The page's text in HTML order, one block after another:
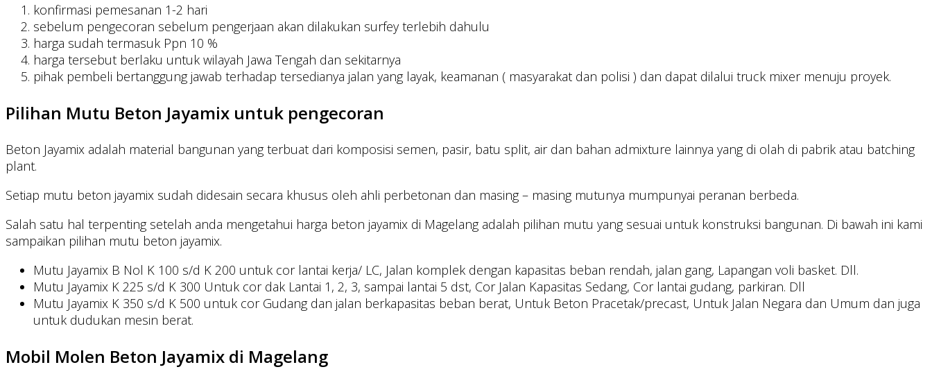
konfirmasi pemesanan 1-2 hari
sebelum pengecoran sebelum pengerjaan akan dilakukan surfey terlebih dahulu
harga sudah termasuk Ppn 10 %
harga tersebut berlaku untuk wilayah Jawa Tengah dan sekitarnya
pihak pembeli bertanggung jawab terhadap tersedianya jalan yang layak, keamanan ( masyarakat dan polisi ) dan dapat dilalui truck mixer menuju proyek.
Pilihan Mutu Beton Jayamix untuk pengecoran
Beton Jayamix adalah material bangunan yang terbuat dari komposisi semen, pasir, batu split, air dan bahan admixture lainnya yang di olah di pabrik atau batching
plant.
Setiap mutu beton jayamix sudah didesain secara khusus oleh ahli perbetonan dan masing – masing mutunya mumpunyai peranan berbeda.
Salah satu hal terpenting setelah anda mengetahui harga beton jayamix di Magelang adalah pilihan mutu yang sesuai untuk konstruksi bangunan. Di bawah ini kami
sampaikan pilihan mutu beton jayamix.
Mutu Jayamix B Nol K 100 s/d K 200 untuk cor lantai kerja/ LC, Jalan komplek dengan kapasitas beban rendah, jalan gang, Lapangan voli basket. Dll.
Mutu Jayamix K 225 s/d K 300 Untuk cor dak Lantai 1, 2, 3, sampai lantai 5 dst, Cor Jalan Kapasitas Sedang, Cor lantai gudang, parkiran. Dll
Mutu Jayamix K 350 s/d K 500 untuk cor Gudang dan jalan berkapasitas beban berat, Untuk Beton Pracetak/precast, Untuk Jalan Negara dan Umum dan juga
untuk dudukan mesin berat.
Mobil Molen Beton Jayamix di Magelang